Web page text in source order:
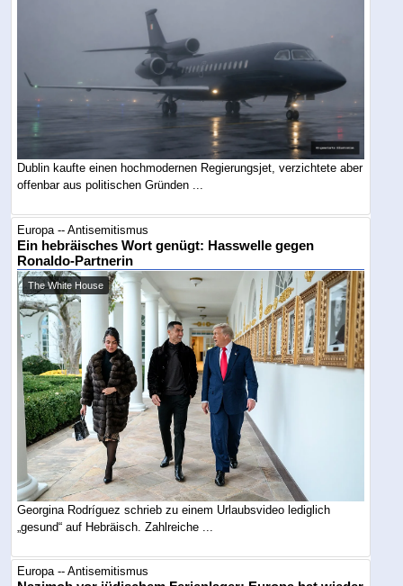
Dublin kaufte einen hochmodernen Regierungsjet, verzichtete aber
offenbar aus politischen Gründen ...
Europa -- Antisemitismus
Ein hebräisches Wort genügt: Hasswelle gegen
Ronaldo-Partnerin
The White House
Georgina Rodríguez schrieb zu einem Urlaubsvideo lediglich
„gesund“ auf Hebräisch. Zahlreiche ...
Europa -- Antisemitismus